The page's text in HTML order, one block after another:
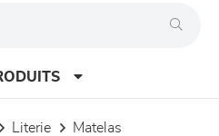
literie
matelas